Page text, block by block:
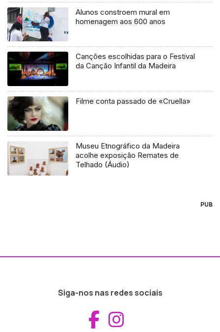
Alunos constroem mural em
homenagem aos 600 anos
Canções escolhidas para o Festival
da Canção Infantil da Madeira
Filme conta passado de «Cruella»
Museu Etnográfico da Madeira
acolhe exposição Remates de
Telhado (Áudio)
PUB
Siga-nos nas redes sociais
Aceder ao